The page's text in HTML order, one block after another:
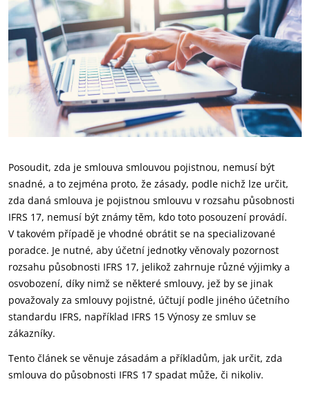
Posoudit, zda je smlouva smlouvou pojistnou, nemusí být
snadné, a to zejména proto, že zásady, podle nichž lze určit,
zda daná smlouva je pojistnou smlouvu v rozsahu působnosti
IFRS 17, nemusí být známy těm, kdo toto posouzení provádí.
V takovém případě je vhodné obrátit se na specializované
poradce. Je nutné, aby účetní jednotky věnovaly pozornost
rozsahu působnosti IFRS 17, jelikož zahrnuje různé výjimky a
osvobození, díky nimž se některé smlouvy, jež by se jinak
považovaly za smlouvy pojistné, účtují podle jiného účetního
standardu IFRS, například IFRS 15 Výnosy ze smluv se
zákazníky.
Tento článek se věnuje zásadám a příkladům, jak určit, zda
smlouva do působnosti IFRS 17 spadat může, či nikoliv.